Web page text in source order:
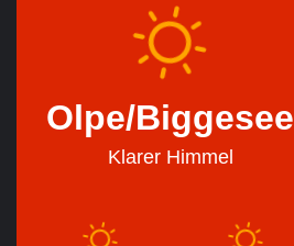
Olpe/Biggesee
Klarer Himmel